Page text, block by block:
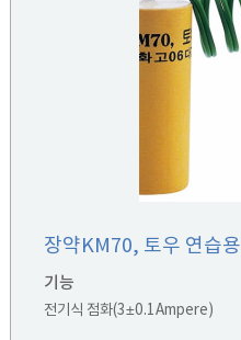
장약KM70, 토우 연습용
기능
전기식 점화(3±0.1Ampere)